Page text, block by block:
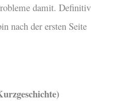
damit. Definitiv
nach der ersten Seite